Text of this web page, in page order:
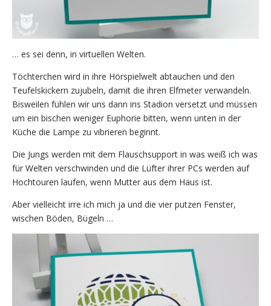
… es sei denn, in virtuellen Welten.
Töchterchen wird in ihre Hörspielwelt abtauchen und den
Teufelskickern zujubeln, damit die ihren Elfmeter verwandeln.
Bisweilen fühlen wir uns dann ins Stadion versetzt und müssen
um ein bischen weniger Euphorie bitten, wenn unten in der
Küche die Lampe zu vibrieren beginnt.
Die Jungs werden mit dem Flauschsupport in was weiß ich was
für Welten verschwinden und die Lüfter ihrer PCs werden auf
Hochtouren laufen, wenn Mutter aus dem Haus ist.
Aber vielleicht irre ich mich ja und die vier putzen Fenster,
wischen Böden, Bügeln …